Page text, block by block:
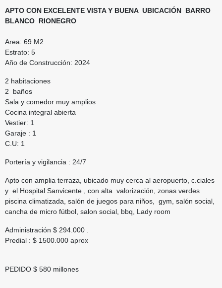
APTO CON EXCELENTE VISTA Y BUENA UBICACIÓN BARRO
BLANCO RIONEGRO
Area: 69 M2
Estrato: 5
Año de Construcción: 2024
2 habitaciones
2 baños
Sala y comedor muy amplios
Cocina integral abierta
Vestier: 1
Garaje : 1
C.U: 1
Portería y vigilancia : 24/7
Apto con amplia terraza, ubicado muy cerca al aeropuerto, c.ciales
y el Hospital Sanvicente , con alta valorización, zonas verdes
piscina climatizada, salón de juegos para niños, gym, salón social,
cancha de micro fútbol, salon social, bbq, Lady room
Administración $ 294.000 .
Predial : $ 1500.000 aprox
PEDIDO $ 580 millones